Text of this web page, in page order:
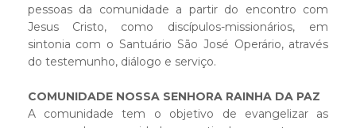
pessoas da comunidade a partir do encontro com
Jesus Cristo, como discípulos-missionários, em
sintonia com o Santuário São José Operário, através
do testemunho, diálogo e serviço.
COMUNIDADE NOSSA SENHORA RAINHA DA PAZ
A comunidade tem o objetivo de evangelizar as